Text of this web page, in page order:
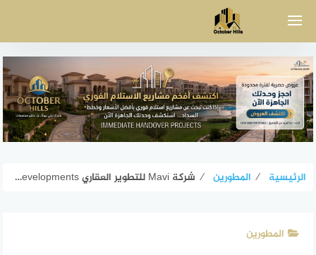
الرئيسية ⁄ المطورين ⁄ شركة Mavi للتطوير العقاري Mavi Developments
المطورين